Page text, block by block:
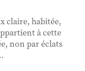
claire, habitée,
à cette
non par éclats